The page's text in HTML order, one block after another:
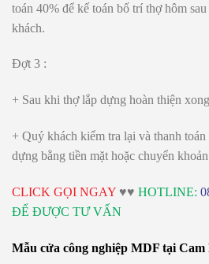
toán 40% để kế toán bố trí thợ hôm
khách.
Đợt 3 :
+ Sau khi thợ lắp dựng hoàn thiện
+ Quý khách kiểm tra lại và thanh
dựng bằng tiền mặt hoặc chuyển
CLICK GỌI NGAY ♥♥ HOTLINE:
ĐỂ ĐƯỢC TƯ VẤN
Mẫu cửa công nghiệp MDF tại Cam